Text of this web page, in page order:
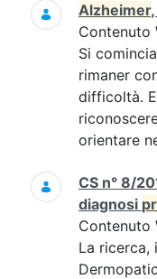
Alzheimer
Contenuto
Si
rimaner
difficoltà.
orientare
CS n° 8/
diagnosi
Contenuto
La ricerca,